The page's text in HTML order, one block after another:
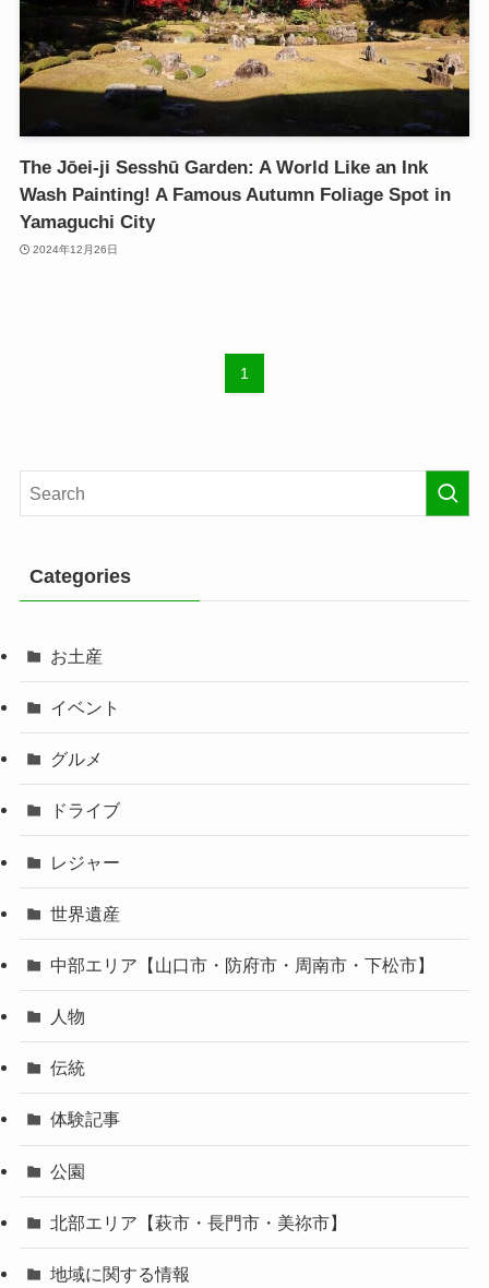
The Jōei-ji Sesshū Garden: A World Like an Ink
Wash Painting! A Famous Autumn Foliage Spot in
Yamaguchi City
2024年12月26日
1
Categories
お土産
イベント
グルメ
ドライブ
レジャー
世界遺産
中部エリア【山口市・防府市・周南市・下松市】
人物
伝統
体験記事
公園
北部エリア【萩市・長門市・美祢市】
地域に関する情報